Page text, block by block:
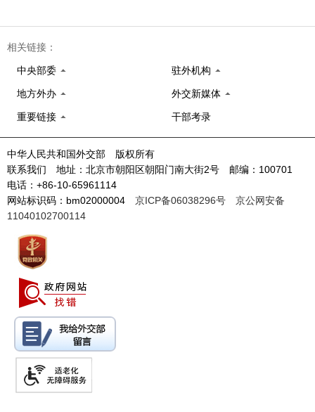
相关链接：
中央部委 驻外机构
地方外办 外交新媒体
重要链接 干部考录
中华人民共和国外交部 版权所有
联系我们 地址：北京市朝阳区朝阳门南大街2号 邮编：100701
电话：+86-10-65961114
网站标识码：bm02000004 京ICP备06038296号
京公网安备
11040102700114